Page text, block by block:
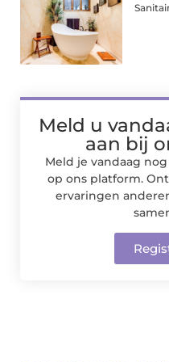
Meld u
aan bij
Meld je vandaag
op ons platform.
ervaringen